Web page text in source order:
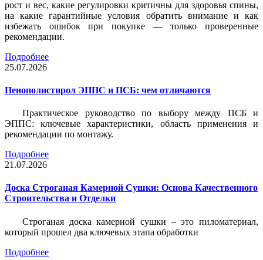
рост и вес, какие регулировки критичны для здоровья спины,
на какие гарантийные условия обратить внимание и как
избежать ошибок при покупке — только проверенные
рекомендации.
Подробнее
25.07.2026
Пенополистирол ЭППС и ПСБ: чем отличаются
Практическое руководство по выбору между ПСБ и
ЭППС: ключевые характеристики, область применения и
рекомендации по монтажу.
Подробнее
21.07.2026
Доска Строганая Камерной Сушки: Основа Качественного
Строительства и Отделки
Строганая доска камерной сушки – это пиломатериал,
который прошел два ключевых этапа обработки
Подробнее